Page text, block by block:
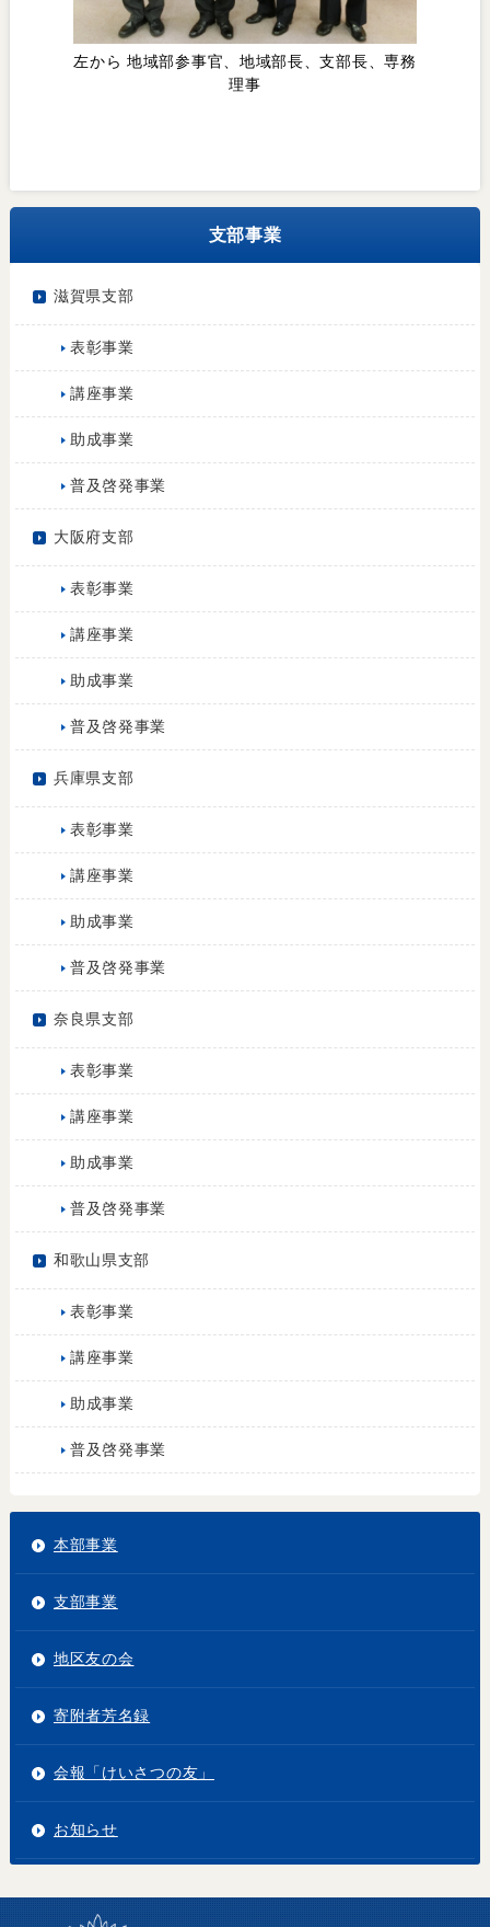
左から 地域部参事官、地域部長、支部長、専務
理事
支部事業
滋賀県支部
表彰事業
講座事業
助成事業
普及啓発事業
大阪府支部
表彰事業
講座事業
助成事業
普及啓発事業
兵庫県支部
表彰事業
講座事業
助成事業
普及啓発事業
奈良県支部
表彰事業
講座事業
助成事業
普及啓発事業
和歌山県支部
表彰事業
講座事業
助成事業
普及啓発事業
本部事業
支部事業
地区友の会
寄附者芳名録
会報「けいさつの友」
お知らせ